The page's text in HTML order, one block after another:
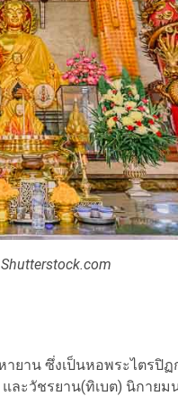
าน ซึ่งเป็นหอพระไตรปิ
ละวัชรยาน(ทิเบต) นิกาย